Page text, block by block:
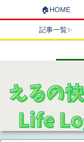
🏠HOME
記事一覧✨